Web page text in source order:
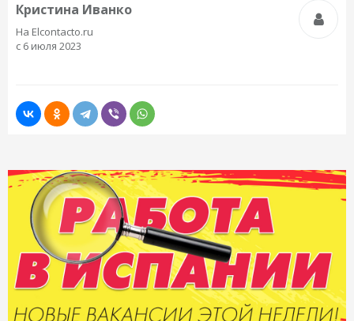
Кристина Иванко
На Elcontacto.ru
с 6 июля 2023